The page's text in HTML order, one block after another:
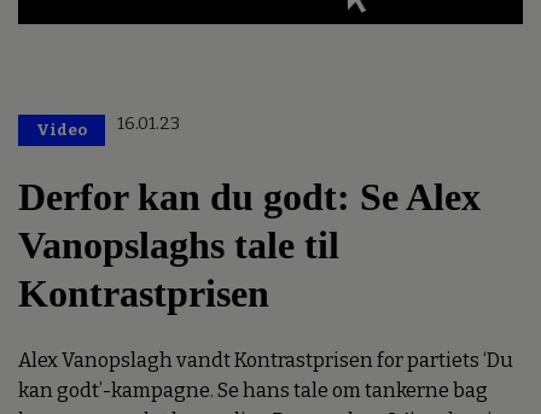
Video 16.01.23
Derfor kan du godt: Se Alex
Vanopslaghs tale til
Kontrastprisen
Alex Vanopslagh vandt Kontrastprisen for partiets ‘Du
kan godt’-kampagne. Se hans tale om tankerne bag